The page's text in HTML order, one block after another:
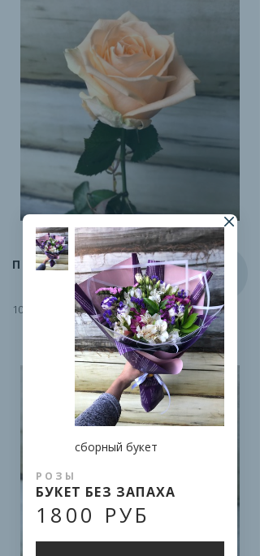
ПИЧ-АВАЛАНЖ
100 руб.
сборный букет
РОЗЫ
БУКЕТ БЕЗ ЗАПАХА
1800 РУБ